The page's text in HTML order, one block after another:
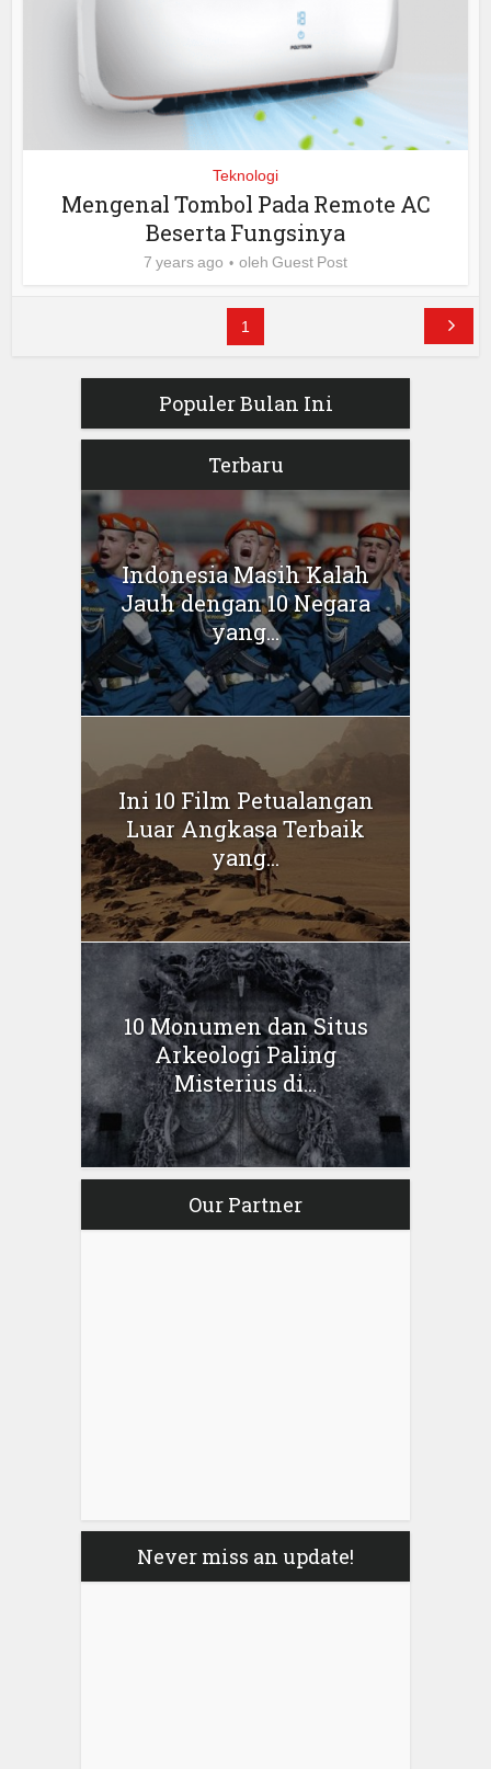
Teknologi
Mengenal Tombol Pada Remote AC
Beserta Fungsinya
7 years ago oleh Guest Post
1
Populer Bulan Ini
Terbaru
Indonesia Masih Kalah
Jauh dengan 10 Negara
yang...
Ini 10 Film Petualangan
Luar Angkasa Terbaik
yang...
10 Monumen dan Situs
Arkeologi Paling
Misterius di...
Our Partner
Never miss an update!